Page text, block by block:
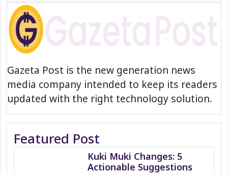
Gazeta Post is the new generation news
media company intended to keep its readers
updated with the right technology solution.
Featured Post
Kuki Muki Changes: 5
Actionable Suggestions